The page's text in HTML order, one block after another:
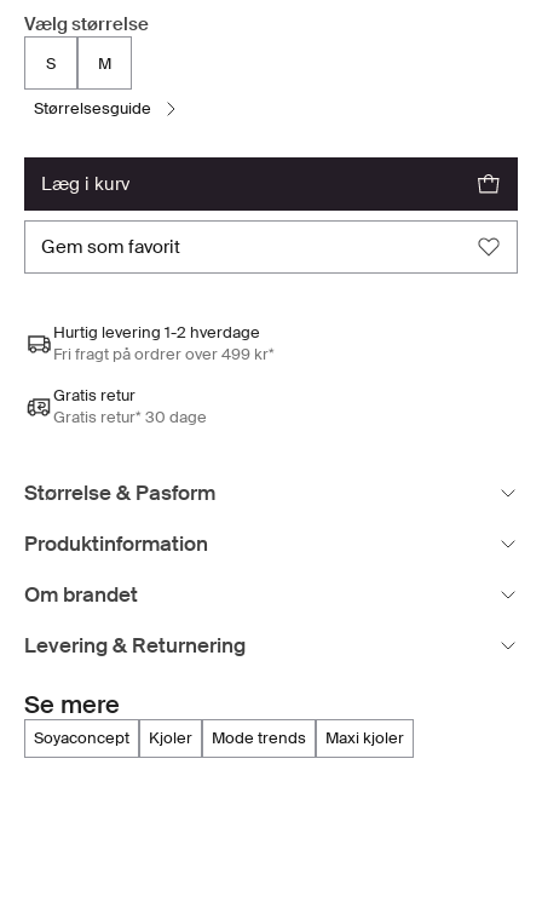
Vælg størrelse
S M
størrelsesguide
læg i kurv
gem som favorit
Hurtig levering 1-2 hverdage
Fri fragt på ordrer over 499 kr*
Gratis retur
Gratis retur* 30 dage
Størrelse & Pasform
Produktinformation
Om brandet
Levering & Returnering
Se mere
soyaconcept kjoler mode trends maxi kjoler